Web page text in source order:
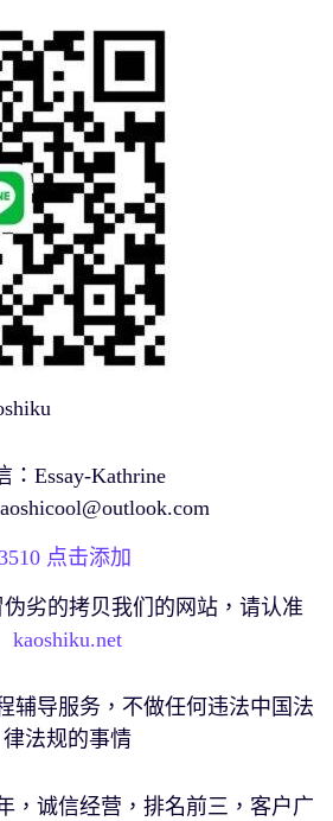
：Essay-Kathrine
点击添加
劣的拷贝我们的网站，请认准
kaoshiku.net
辅导服务，不做任何违法中国法
律法规的事情
，诚信经营，排名前三，客户广